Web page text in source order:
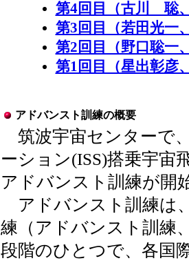
第4回目（古川 聡
第3回目（若田光一
第2回目（野口聡一
第1回目（星出彰彦
アドバンスト訓練の概要
筑波宇宙センターで
ーション(ISS)搭乗宇宙
アドバンスト訓練が開
アドバンスト訓練は
練（アドバンスト訓練
段階のひとつで、各国